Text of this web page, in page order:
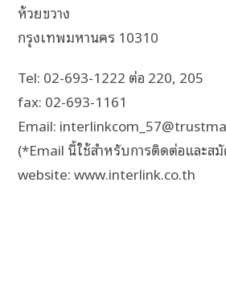
ห้วยขวาง
กรุงเทพมหานคร 10310
Tel: 02-693-1222 ต่อ 220, 205
fax: 02-693-1161
Email:
(*Email นี้ใช้สำหรับการติดต่อและส
website: www.interlink.co.th